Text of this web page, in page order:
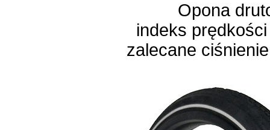
Opona
indeks
zalecane